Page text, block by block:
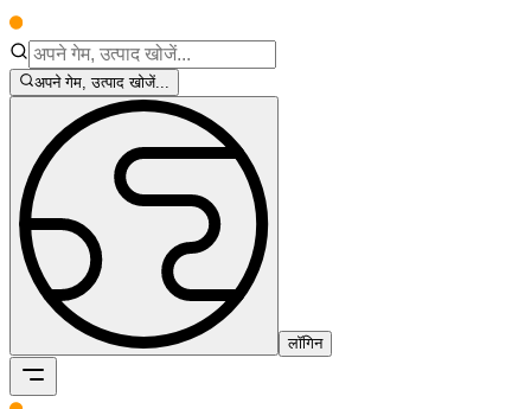
अपने गेम, उत्पाद खोजें...
लॉगिन